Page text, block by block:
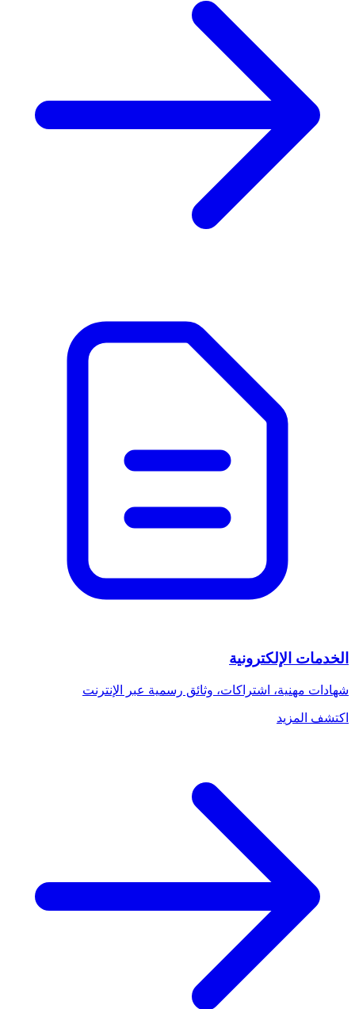
الخدمات الإلكترونية
شهادات مهنية، اشتراكات، وثائق رسمية عبر الإنترنت
اكتشف المزيد